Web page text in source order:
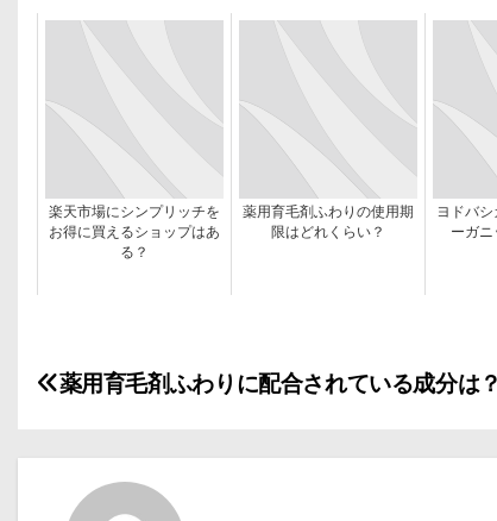
楽天市場にシンプリッチを
お得に買えるショップはあ
る？
薬用育毛剤ふわりの使用期
限はどれくらい？
ヨドバ
ーガニ
投薬用育毛剤ふわりに配合されている成分は？